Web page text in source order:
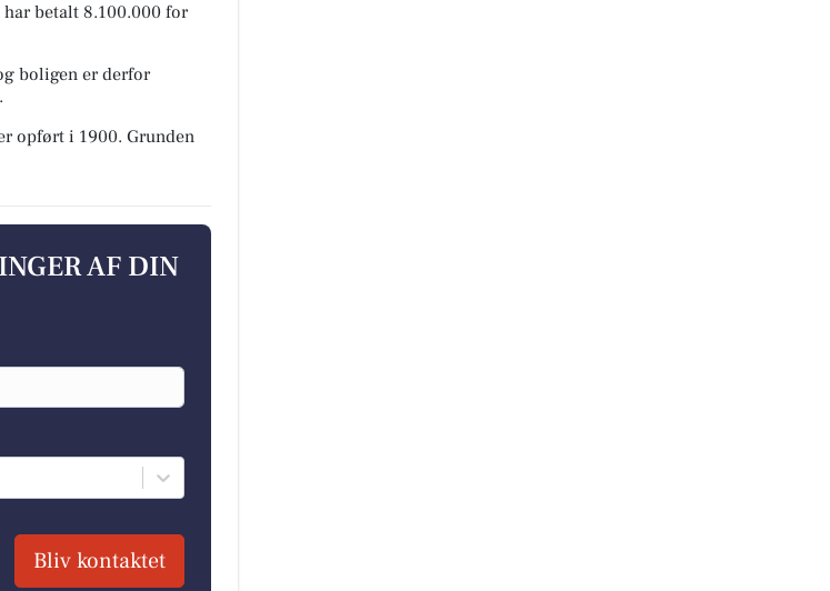
har betalt 8.100.000 for
boligen er derfor
opført i 1900. Grunden
AF DIN
Bliv kontaktet